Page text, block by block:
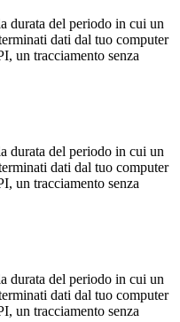
durata del periodo in cui un
dati dal tuo computer
un tracciamento senza
durata del periodo in cui un
dati dal tuo computer
un tracciamento senza
durata del periodo in cui un
dati dal tuo computer
un tracciamento senza